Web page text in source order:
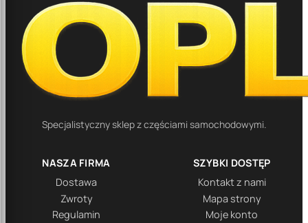
Specjalistyczny sklep z częściami samochodowymi.
NASZA FIRMA
Dostawa
Zwroty
Regulamin
SZYBKI DOSTĘP
Kontakt z nami
Mapa strony
Moje konto